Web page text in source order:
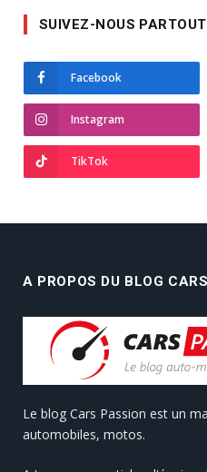
SUIVEZ-NOUS
Facebook
Instagram
TikTok
A PROPOS DU BLOG
Le blog Cars Passion est un
automobiles, motos.